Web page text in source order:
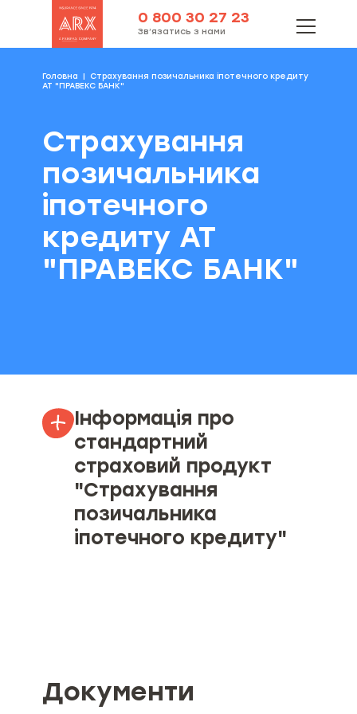
0 800 30 27 23
Зв’язатись з нами
Головна
Страхування позичальника іпотечного кредиту
АТ "ПРАВЕКС БАНК"
Страхування
позичальника
іпотечного
кредиту АТ
"ПРАВЕКС БАНК"
Інформація про
стандартний
страховий продукт
"Cтрахування
позичальника
іпотечного кредиту"
розміри страхової суми (ліміту
відповідальності) , якщо
Документи